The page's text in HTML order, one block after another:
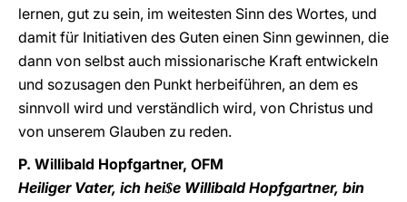
lernen, gut zu sein, im weitesten Sinn des Wortes, und
damit für Initiativen des Guten einen Sinn gewinnen, die
dann von selbst auch missionarische Kraft entwickeln
und sozusagen den Punkt herbeiführen, an dem es
sinnvoll wird und verständlich wird, von Christus und
von unserem Glauben zu reden.
P. Willibald Hopfgartner, OFM
Heiliger Vater, ich hei$e Willibald Hopfgartner, bin